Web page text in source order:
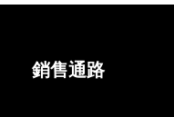
銷售通路